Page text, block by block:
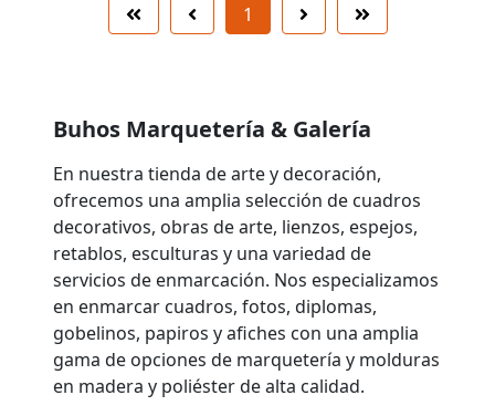
1
Buhos Marquetería & Galería
En nuestra tienda de arte y decoración,
ofrecemos una amplia selección de cuadros
decorativos, obras de arte, lienzos, espejos,
retablos, esculturas y una variedad de
servicios de enmarcación. Nos especializamos
en enmarcar cuadros, fotos, diplomas,
gobelinos, papiros y afiches con una amplia
gama de opciones de marquetería y molduras
en madera y poliéster de alta calidad.